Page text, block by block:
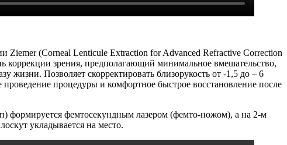
Ziemer (Corneal Lenticule Extraction for Advanced Refractive Correction
коррекции зрения, предполагающий минимальное вмешательство,
Позволяет скорректировать близорукость от -1,5 до – 6
процедуры и комфортное быстрое восстановление после
формируется фемтосекундным лазером (фемто-ножом), а на 2-м
укладывается на место.